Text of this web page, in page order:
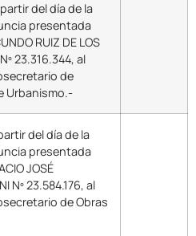
del día de la
presentada
RUIZ DE LOS
23.316.344, al
de
Urbanismo.-
del día de la
presentada
JOSÉ
Nº 23.584.176, al
de Obras